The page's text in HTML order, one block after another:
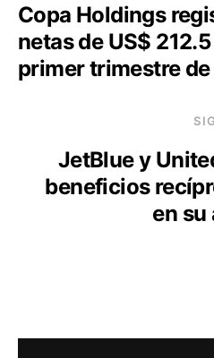
Copa Holdings
netas de US$
primer trimestre
JetBlue y
beneficios
en su